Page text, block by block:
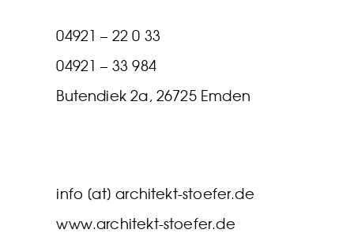
04921 – 22 0 33
04921 – 33 984
Butendiek 2a, 26725 Emden
info [at] architekt-stoefer.de
www.architekt-stoefer.de